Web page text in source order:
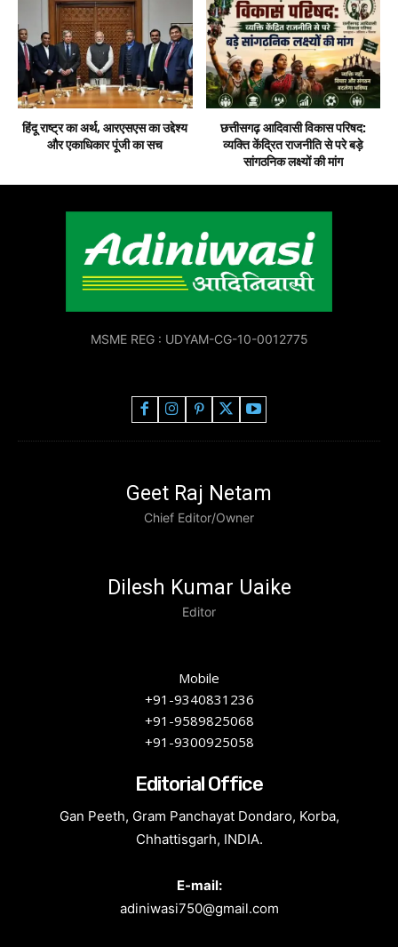
हिंदू राष्ट्र का अर्थ, आरएसएस का उद्देश्य
और एकाधिकार पूंजी का सच
छत्तीसगढ़ आदिवासी विकास परिषद:
व्यक्ति केंद्रित राजनीति से परे बड़े
सांगठनिक लक्ष्यों की मांग
MSME REG : UDYAM-CG-10-0012775
Geet Raj Netam
Chief Editor/Owner
Dilesh Kumar Uaike
Editor
Mobile
+91-9340831236
+91-9589825068
+91-9300925058
Editorial Office
Gan Peeth, Gram Panchayat Dondaro, Korba,
Chhattisgarh, INDIA.
E-mail:
adiniwasi750@gmail.com